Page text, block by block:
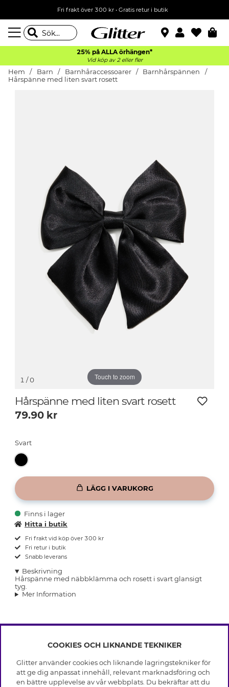
Fri frakt över 300 kr• Gratis retur i butik
25% på ALLA örhängen*
Vid köp av 2 eller fler
Hem Barn Barnhåraccessoarer
Barnhårspännen
Hårspänne med liten svart rosett
Touch to zoom
1 / 0
Hårspänne med liten svart rosett
79.90 kr
Svart
LÄGG I VARUKORG
Finns i lager
Hitta i butik
Fri frakt vid köp över 300 kr
Fri retur i butik
Snabb leverans
Beskrivning
Hårspänne med näbbklämma och rosett i svart glansigt
tyg.
Mer Information
INFO
Leverans
Villkor
OM GLITTER
COOKIES OCH LIKNANDE TEKNIKER
Glitter använder cookies och liknande lagringstekniker för
att ge dig anpassat innehåll, relevant marknadsföring och
en bättre upplevelse av vår webbplats. Du bekräftar att du